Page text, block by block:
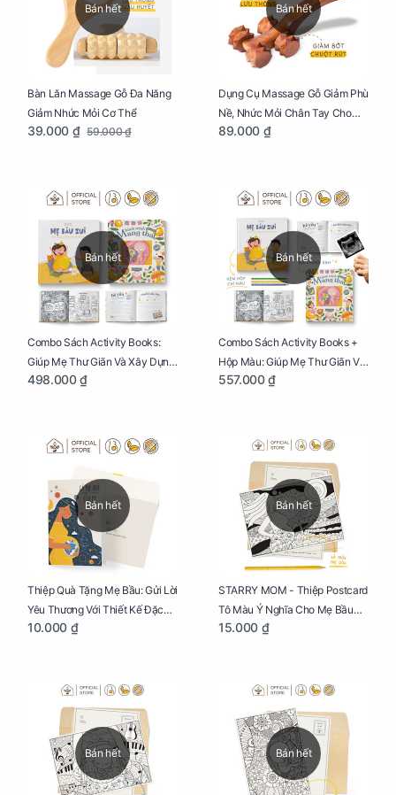
Bán hết
Bàn Lăn Massage Gỗ Đa Năng
Giảm Nhức Mỏi Cơ Thể
39.000 ₫ 59.000 ₫
Bán hết
Dụng Cụ Massage Gỗ Giảm Phù
Nề, Nhức Mỏi Chân Tay Cho
Mẹ Bầu
89.000 ₫
Bán hết
Combo Sách Activity Books:
Giúp Mẹ Thư Giãn Và Xây Dựng
Thai Kỳ Chu Đáo
498.000 ₫
Bán hết
Combo Sách Activity Books +
Hộp Màu: Giúp Mẹ Thư Giãn Và
Xây Dựng Thai Kỳ Chu Đáo
557.000 ₫
Bán hết
Thiệp Quà Tặng Mẹ Bầu: Gửi Lời
Yêu Thương Với Thiết Kế Đặc
Biệt Dành Riêng Cho Mẹ Bầu
10.000 ₫
Bán hết
STARRY MOM - Thiệp Postcard
Tô Màu Ý Nghĩa Cho Mẹ Bầu
Sáng Tạo, Thư Giãn Và Hạnh
15.000 ₫
Bán hết Bán hết